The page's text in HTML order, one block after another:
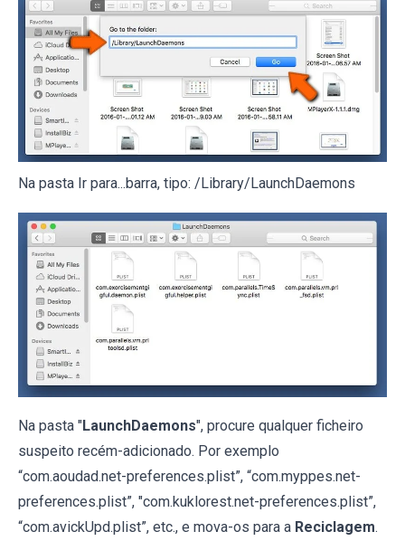
Na pasta Ir para...barra, tipo: /Library/LaunchDaemons
Na pasta "LaunchDaemons", procure qualquer ficheiro
suspeito recém-adicionado. Por exemplo
“com.aoudad.net-preferences.plist”, “com.myppes.net-
preferences.plist”, "com.kuklorest.net-preferences.plist”,
“com.avickUpd.plist”, etc., e mova-os para a Reciclagem.